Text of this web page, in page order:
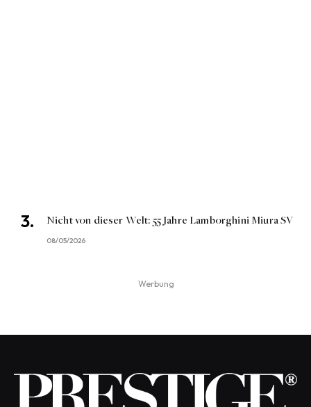
Nicht von dieser Welt: 55 Jahre Lamborghini Miura SV
08/05/2026
Werbung